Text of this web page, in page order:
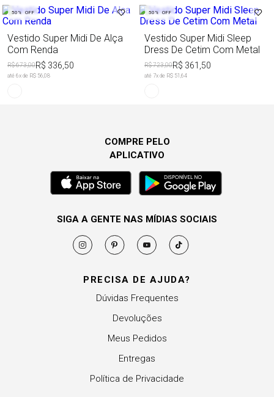
50% OFF
Vestido Super Midi De Alça
Com Renda
R$ 673,00R$ 336,50
até 6x de R$ 56,08
50% OFF
Vestido Super Midi Sleep
Dress De Cetim Com Metal
R$ 723,00R$ 361,50
até 7x de R$ 51,64
PRECISA DE AJUDA?
Dúvidas Frequentes
Devoluções
Meus Pedidos
Entregas
Política de Privacidade
COMPRE PELO
APLICATIVO
SIGA A GENTE NAS MÍDIAS SOCIAIS